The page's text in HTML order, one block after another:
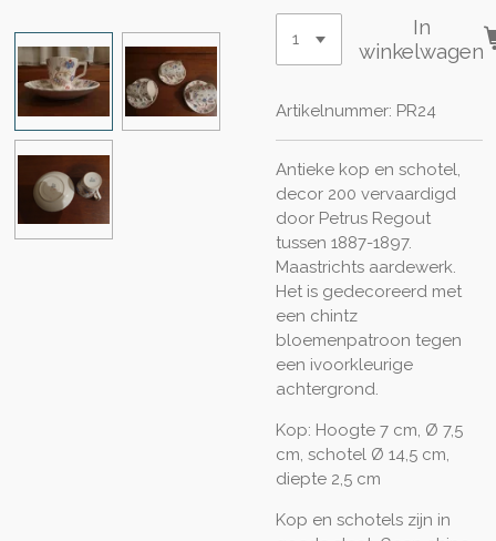
In
winkelwagen
Artikelnummer: PR24
Antieke kop en schotel,
decor 200 vervaardigd
door Petrus Regout
tussen 1887-1897.
Maastrichts aardewerk.
Het is gedecoreerd met
een chintz
bloemenpatroon tegen
een ivoorkleurige
achtergrond.
Kop: Hoogte 7 cm, Ø 7,5
cm, schotel Ø 14,5 cm,
diepte 2,5 cm
Kop en schotels zijn in